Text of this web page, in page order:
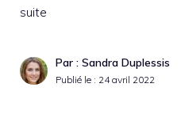
suite
Par : Sandra Duplessis
Publié le : 24 avril 2022